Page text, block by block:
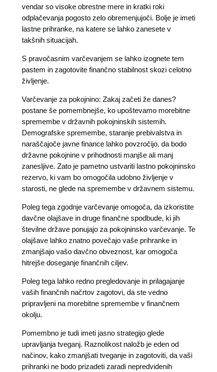
vendar so visoke obrestne mere in kratki roki
odplačevanja pogosto zelo obremenjujoči. Bolje je imeti
lastne prihranke, na katere se lahko zanesete v
takšnih situacijah.
S pravočasnim varčevanjem se lahko izognete tem
pastem in zagotovite finančno stabilnost skozi celotno
življenje.
Varčevanje za pokojnino: Zakaj začeti že danes?
postane še pomembnejše, ko upoštevamo morebitne
spremembe v državnih pokojninskih sistemih.
Demografske spremembe, staranje prebivalstva in
naraščajoče javne finance lahko povzročijo, da bodo
državne pokojnine v prihodnosti manjše ali manj
zanesljive. Zato je pametno ustvariti lastno pokojninsko
rezervo, ki vam bo omogočila udobno življenje v
starosti, ne glede na spremembe v državnem sistemu.
Poleg tega zgodnje varčevanje omogoča, da izkoristite
davčne olajšave in druge finančne spodbude, ki jih
številne države ponujajo za pokojninsko varčevanje. Te
olajšave lahko znatno povečajo vaše prihranke in
zmanjšajo vašo davčno obveznost, kar omogoča
hitrejše doseganje finančnih ciljev.
Poleg tega lahko redno pregledovanje in prilagajanje
vaših finančnih načrtov zagotovi, da ste vedno
pripravljeni na morebitne spremembe v finančnem
okolju.
Pomembno je tudi imeti jasno strategijo glede
upravljanja tveganj. Raznolikost naložb je eden od
načinov, kako zmanjšati tveganje in zagotoviti, da vaši
prihranki ne bodo prizadeti zaradi nepredvidenih